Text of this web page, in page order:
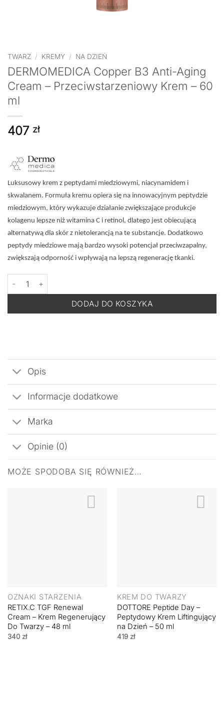
TWARZ / KREMY / NA DZIEŃ
DERMOMEDICA Copper B3 Anti-Aging
Cream – Przeciwstarzeniowy Krem – 60
ml
407 zł
Luksusowy krem z peptydami miedziowymi, niacynamidem i
skwalanem. Formuła kremu opiera się na innowacyjnym peptydzie
miedziowym, który wykazuje działanie zwiększające produkcje
kolagenu lepsze niż witamina C i retinol, dlatego jest obiecującą
alternatywą dla skór z nietolerancją na te substancje. Dodatkowo
peptydy miedziowe mają bardzo wysoki potencjał przeciwzapalny,
zwiększają odporność i wpływają na lepszą regenerację tkanki.
ilość DERMOMEDICA Copper B3 Anti-Aging Cream -
DODAJ DO KOSZYKA
Opis
Informacje dodatkowe
Marka
Opinie (0)
MOŻE SPODOBA SIĘ RÓWNIEŻ…
OZNAKI STARZENIA
RETIX.C TGF Renewal
Cream – Krem Regenerujący
Do Twarzy – 48 ml
340 zł
KREM DO TWARZY
DOTTORE Peptide Day –
Peptydowy Krem Liftingujący
na Dzień – 50 ml
419 zł